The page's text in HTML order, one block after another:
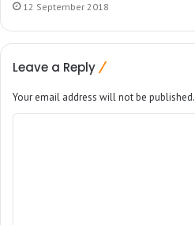
12 September 2018
Leave a Reply
Your email address will not be published.